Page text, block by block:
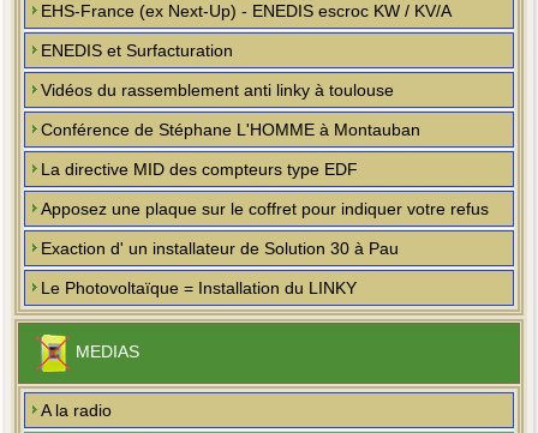
EHS-France (ex Next-Up) - ENEDIS escroc KW / KV/A
ENEDIS et Surfacturation
Vidéos du rassemblement anti linky à toulouse
Conférence de Stéphane L'HOMME à Montauban
La directive MID des compteurs type EDF
Apposez une plaque sur le coffret pour indiquer votre refus
Exaction d' un installateur de Solution 30 à Pau
Le Photovoltaïque = Installation du LINKY
MEDIAS
A la radio